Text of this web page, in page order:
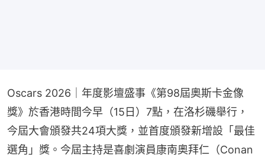
Oscars 2026｜年度影壇盛事《第98屆奧斯卡金像
獎》於香港時間今早（15日）7點，在洛杉磯舉行，
今屆大會頒發共24項大獎，並首度頒發新增設「最佳
選角」獎。今屆主持是喜劇演員康南奧拜仁（Conan